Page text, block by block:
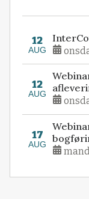
12
AUG
12
AUG
17
AUG